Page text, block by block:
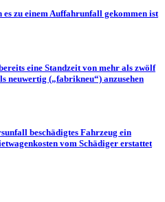
es zu einem Auffahrunfall gekommen ist
eine Standzeit von mehr als zwölf
neuwertig („fabrikneu“) anzusehen
beschädigtes Fahrzeug ein
vom Schädiger erstattet